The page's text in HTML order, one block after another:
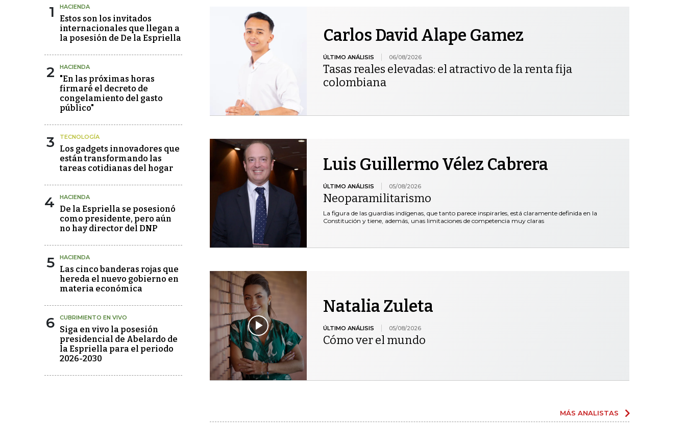
1 HACIENDA
Estos son los invitados
internacionales que llegan a
la posesión de De la Espriella
2 HACIENDA
"En las próximas horas
firmaré el decreto de
congelamiento del gasto
público"
3 TECNOLOGÍA
Los gadgets innovadores que
están transformando las
tareas cotidianas del hogar
4 HACIENDA
De la Espriella se posesionó
como presidente, pero aún
no hay director del DNP
5 HACIENDA
Las cinco banderas rojas que
hereda el nuevo gobierno en
materia económica
6 CUBRIMIENTO EN VIVO
Siga en vivo la posesión
presidencial de Abelardo de
la Espriella para el periodo
2026-2030
Carlos David Alape Gamez
ÚLTIMO ANÁLISIS 06/08/2026
Tasas reales elevadas: el atractivo de la renta fija
colombiana
Luis Guillermo Vélez Cabrera
ÚLTIMO ANÁLISIS 05/08/2026
Neoparamilitarismo
La figura de las guardias indígenas, que tanto parece inspirarles, está claramente definida en la
Constitución y tiene, además, unas limitaciones de competencia muy claras
Natalia Zuleta
ÚLTIMO ANÁLISIS 05/08/2026
Cómo ver el mundo
MÁS ANALISTAS